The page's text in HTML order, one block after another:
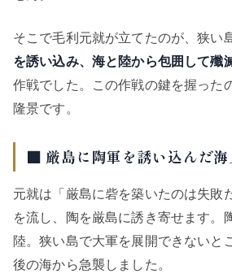
そこで毛利元就が立てたのが、狭い
を誘い込み、海と陸から包囲して殲
作戦でした。この作戦の鍵を握った
隆景です。
■ 厳島に陶軍を誘い込んだ海
元就は「厳島に砦を築いたのは失敗
を流し、陶を厳島に誘き寄せます。
陸。狭い島で大軍を展開できないと
後の海から急襲しました。